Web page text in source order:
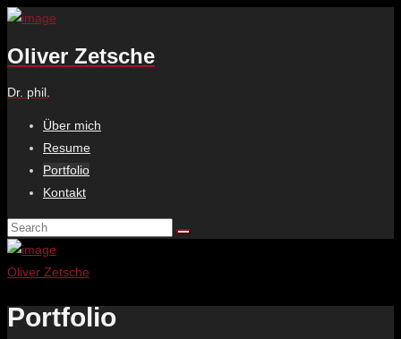
Oliver Zetsche
Dr. phil.
Über mich
Resume
Portfolio
Kontakt
Oliver Zetsche
Portfolio